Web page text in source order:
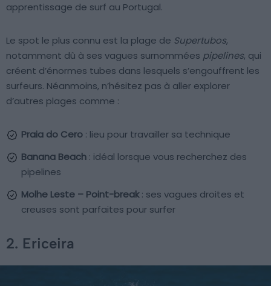
apprentissage de surf au Portugal.
Le spot le plus connu est la plage de Supertubos,
notamment dû à ses vagues surnommées pipelines, qui
créent d’énormes tubes dans lesquels s’engouffrent les
surfeurs. Néanmoins, n’hésitez pas à aller explorer
d’autres plages comme :
Praia do Cero : lieu pour travailler sa technique
Banana Beach : idéal lorsque vous recherchez des
pipelines
Molhe Leste – Point-break: ses vagues droites et
creuses sont parfaites pour surfer
2. Ericeira